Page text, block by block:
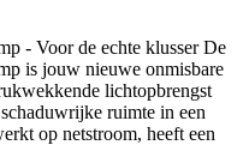
- Voor de echte klusser De
is jouw nieuwe onmisbare
lichtopbrengst
ruimte in een
op netstroom, heeft een